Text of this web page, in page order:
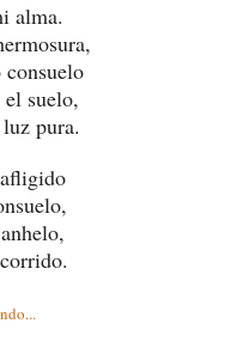
alma.
consuelo
suelo,
pura.